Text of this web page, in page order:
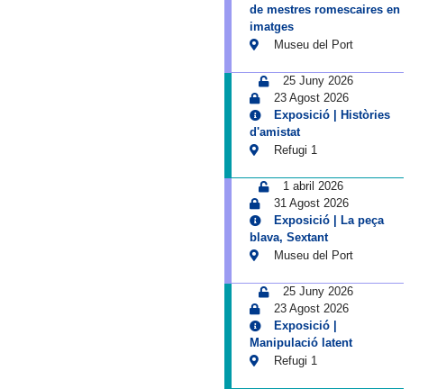
de mestres romescaires en
imatges
Museu del Port
25 Juny 2026
23 Agost 2026
Exposició | Històries
d'amistat
Refugi 1
1 abril 2026
31 Agost 2026
Exposició | La peça
blava, Sextant
Museu del Port
25 Juny 2026
23 Agost 2026
Exposició |
Manipulació latent
Refugi 1